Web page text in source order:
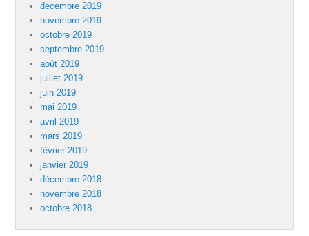
décembre 2019
novembre 2019
octobre 2019
septembre 2019
août 2019
juillet 2019
juin 2019
mai 2019
avril 2019
mars 2019
février 2019
janvier 2019
décembre 2018
novembre 2018
octobre 2018